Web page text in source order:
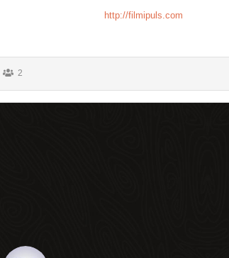
http://filmipuls.com
2